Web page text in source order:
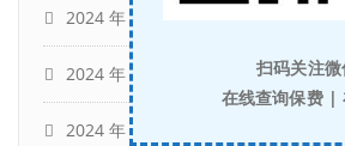
2024 年 3 月
2024 年 2 月
2024 年 1 月
扫码关注
在线查询保费 |